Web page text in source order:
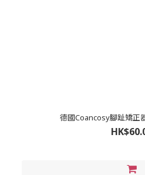
德國Coancosy腳趾矯正